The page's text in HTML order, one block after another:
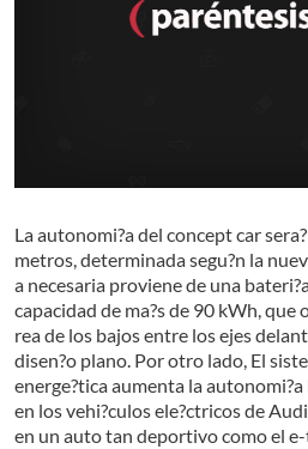
La autonomi?a del concept car
metros, determinada segu?n la
a necesaria proviene de una
capacidad de ma?s de 90 kWh, que
rea de los bajos entre los ejes
disen?o plano. Por otro lado, El
energe?tica aumenta la
en los vehi?culos ele?ctricos de
en un auto tan deportivo como el